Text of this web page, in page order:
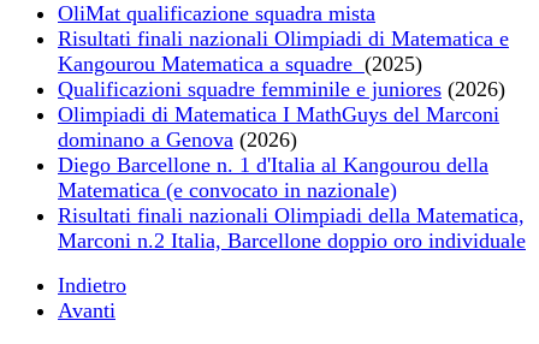
OliMat qualificazione squadra mista
Risultati finali nazionali Olimpiadi di Matematica e
Kangourou Matematica a squadre (2025)
Qualificazioni squadre femminile e juniores (2026)
Olimpiadi di Matematica I MathGuys del Marconi
dominano a Genova (2026)
Diego Barcellone n. 1 d'Italia al Kangourou della
Matematica (e convocato in nazionale)
Risultati finali nazionali Olimpiadi della Matematica,
Marconi n.2 Italia, Barcellone doppio oro individuale
Indietro
Avanti